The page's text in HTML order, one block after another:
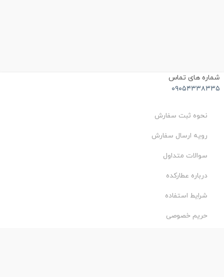
های تماس
نحوه ثبت سفارش
رویه ارسال سفارش
سوالات متداول
درباره عطارکده
شرایط استفاده
حریم خصوصی